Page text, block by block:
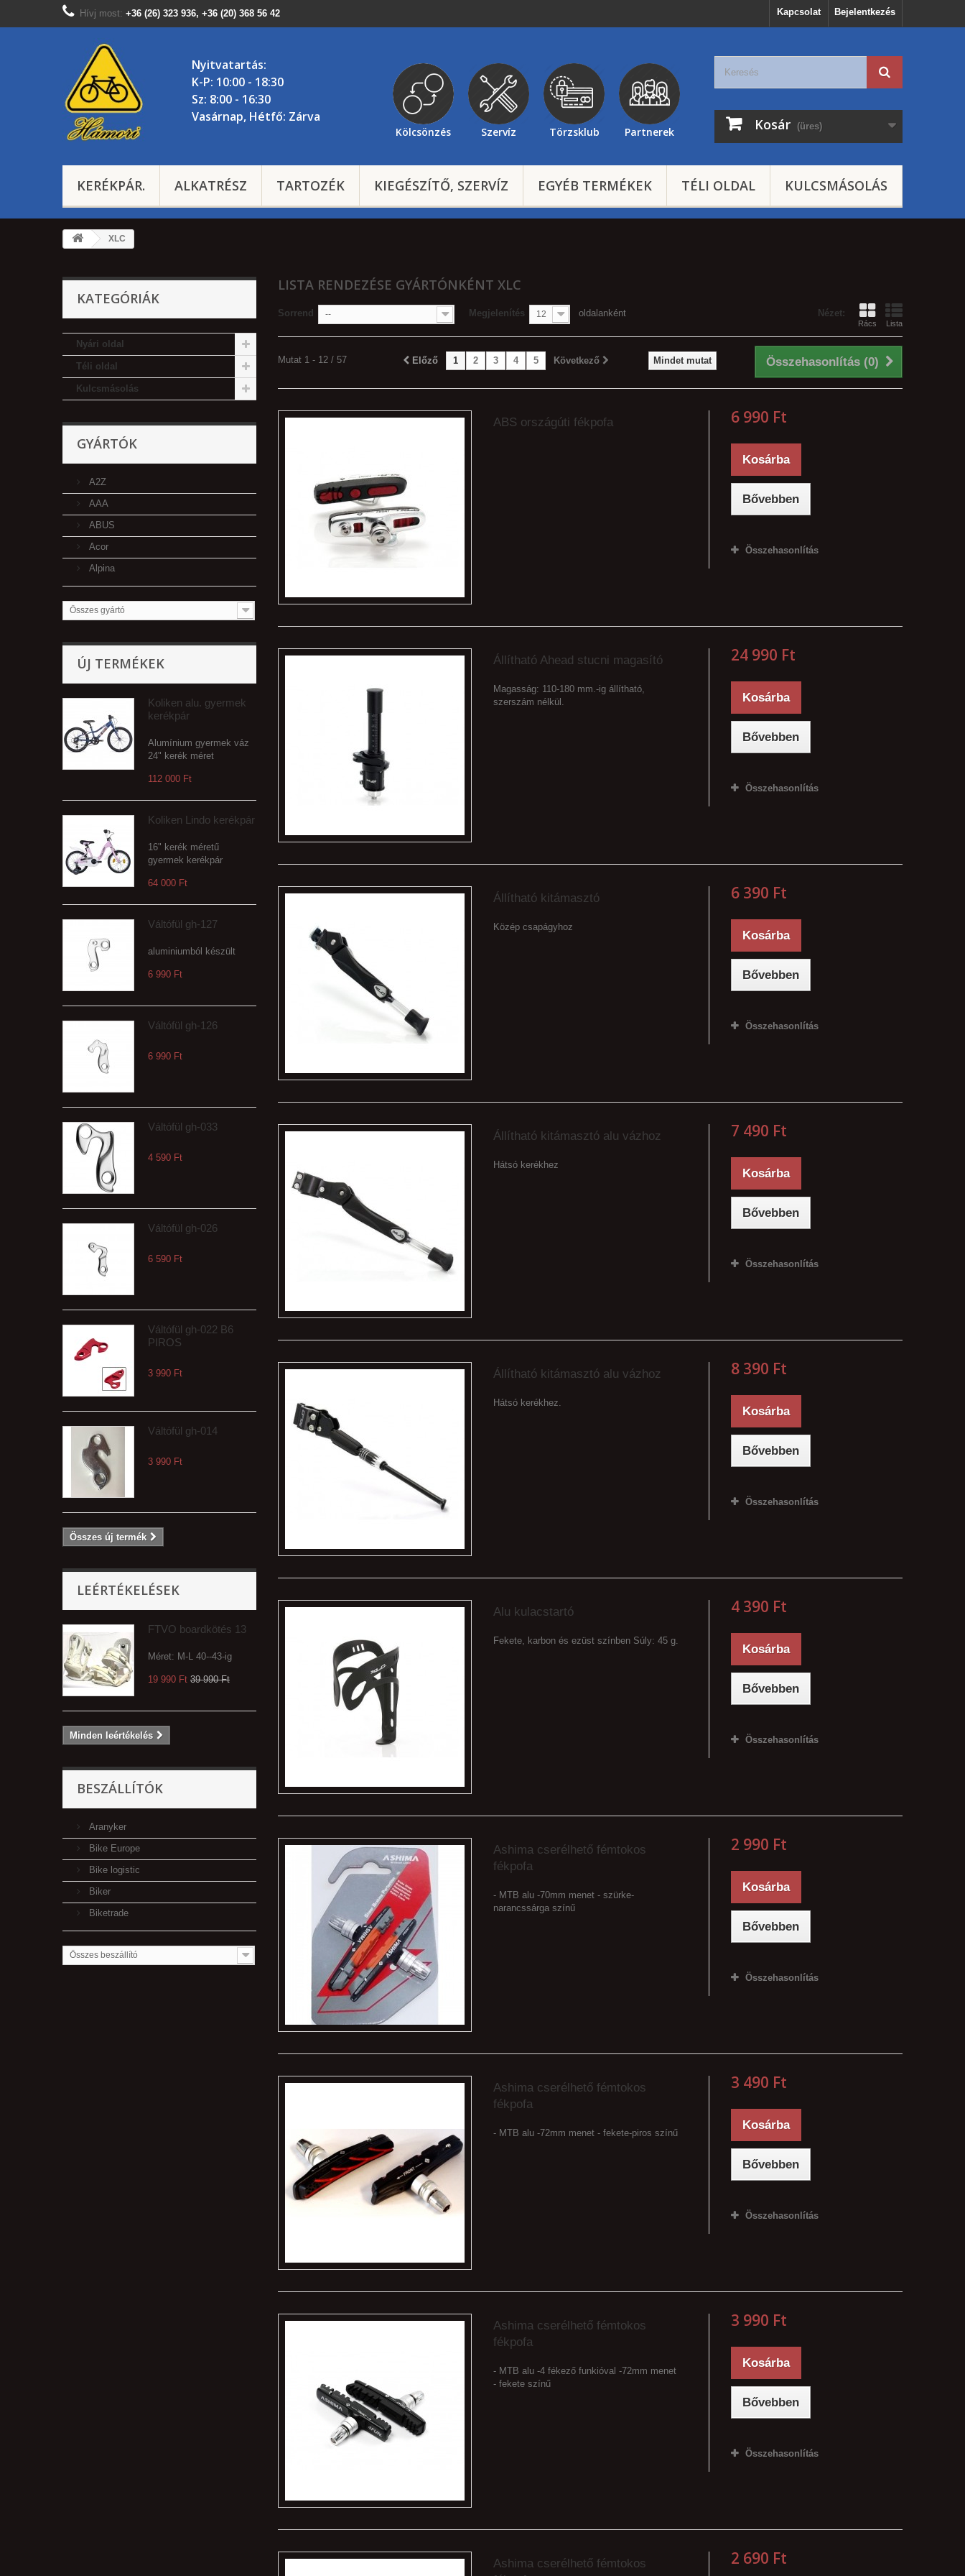
Bejelentkezés
Kapcsolat
Hívj most: +36 (26) 323 936, +36 (20) 368 56 42
Nyitvatartás:
K-P: 10:00 - 18:30
Sz: 8:00 - 16:30
Vasárnap, Hétfő: Zárva
Kölcsönzés Szervíz Törzsklub Partnerek Kosár (üres)
KERÉKPÁR. ALKATRÉSZ TARTOZÉK KIEGÉSZÍTŐ, SZERVÍZ EGYÉB TERMÉKEK TÉLI OLDAL KULCSMÁSOLÁS
XLC
KATEGÓRIÁK
Nyári oldal
Téli oldal
Kulcsmásolás
GYÁRTÓK
A2Z
AAA
ABUS
Acor
Alpina
Összes gyártó
ÚJ TERMÉKEK
Koliken alu. gyermek
kerékpár
Alumínium gyermek váz
24" kerék méret
112 000 Ft‎
Koliken Lindo kerékpár
16" kerék méretű
gyermek kerékpár
64 000 Ft‎
Váltófül gh-127
aluminiumból készült
6 990 Ft‎
Váltófül gh-126
6 990 Ft‎
Váltófül gh-033
4 590 Ft‎
Váltófül gh-026
6 590 Ft‎
Váltófül gh-022 B6
PIROS
3 990 Ft‎
Váltófül gh-014
3 990 Ft‎
Összes új termék
LEÉRTÉKELÉSEK
FTVO boardkötés 13
Méret: M-L 40--43-ig
19 990 Ft‎ 39 990 Ft‎
Minden leértékelés
BESZÁLLÍTÓK
Aranyker
Bike Europe
Bike logistic
Biker
Biketrade
Összes beszállító
LISTA RENDEZÉSE GYÁRTÓNKÉNT XLC
Nézet:
Rács Lista
Sorrend -- Megjelenítés 12 oldalanként
Összehasonlítás (0)
Mindet mutat
Előző 1 2 3 4 5 Következő
Mutat 1 - 12 / 57
ABS országúti fékpofa 6 990 Ft‎
Kosárba
Bővebben
Összehasonlítás
Állítható Ahead stucni magasító
Magasság: 110-180 mm.-ig állítható,
szerszám nélkül.
24 990 Ft‎
Kosárba
Bővebben
Összehasonlítás
Állítható kitámasztó
Közép csapágyhoz
6 390 Ft‎
Kosárba
Bővebben
Összehasonlítás
Állítható kitámasztó alu vázhoz
Hátsó kerékhez
7 490 Ft‎
Kosárba
Bővebben
Összehasonlítás
Állítható kitámasztó alu vázhoz
Hátsó kerékhez.
8 390 Ft‎
Kosárba
Bővebben
Összehasonlítás
Alu kulacstartó
Fekete, karbon és ezüst színben Súly: 45 g.
4 390 Ft‎
Kosárba
Bővebben
Összehasonlítás
Ashima cserélhető fémtokos
fékpofa
- MTB alu -70mm menet - szürke-
narancssárga színű
2 990 Ft‎
Kosárba
Bővebben
Összehasonlítás
Ashima cserélhető fémtokos
fékpofa
- MTB alu -72mm menet - fekete-piros színű
3 490 Ft‎
Kosárba
Bővebben
Összehasonlítás
Ashima cserélhető fémtokos
fékpofa
- MTB alu -4 fékező funkióval -72mm menet
- fekete színű
3 990 Ft‎
Kosárba
Bővebben
Összehasonlítás
Ashima cserélhető fémtokos
2 690 Ft‎